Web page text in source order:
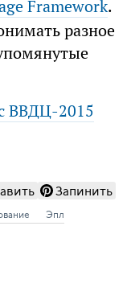
Framework.
разное
ВВДЦ-2015
Запинить
Эпл